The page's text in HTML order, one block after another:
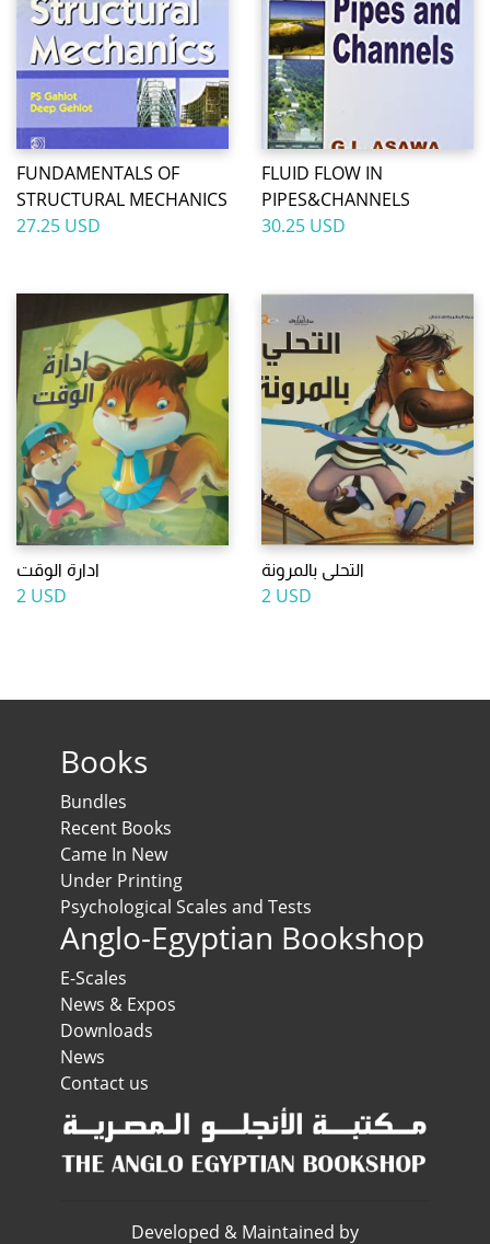
FUNDAMENTALS OF
STRUCTURAL MECHANICS
27.25 USD
FLUID FLOW IN
PIPES&CHANNELS
30.25 USD
ادارة الوقت
2 USD
التحلى بالمرونة
2 USD
Books
Bundles
Recent Books
Came In New
Under Printing
Psychological Scales and Tests
Anglo-Egyptian Bookshop
E-Scales
News & Expos
Downloads
News
Contact us
Developed & Maintained by